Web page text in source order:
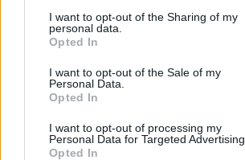
I want to opt-out of the Sharing of my
personal data.
Opted In
I want to opt-out of the Sale of my
Personal Data.
Opted In
I want to opt-out of processing my
Personal Data for Targeted Advertising.
Opted In